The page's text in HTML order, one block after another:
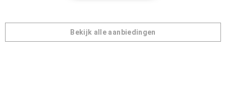
Bekijk alle aanbiedingen